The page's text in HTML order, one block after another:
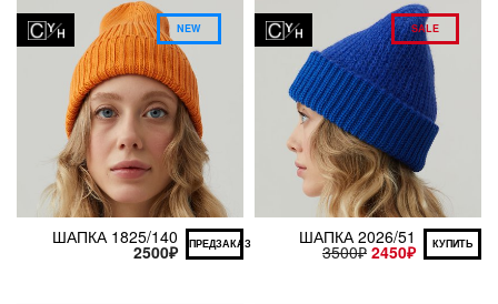
NEW
ШАПКА 1825/140
2500₽ ПРЕДЗАКАЗ
SALE
ШАПКА 2026/51
3500₽ 2450₽ КУПИТЬ